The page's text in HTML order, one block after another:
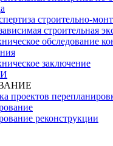
строительно-
строительная
обследование
заключение
проектов
реконструкции